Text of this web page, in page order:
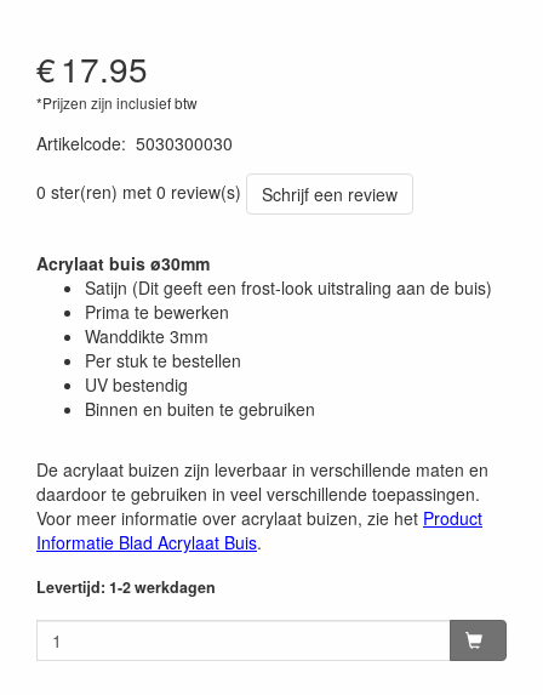
€17.95
*Prijzen zijn inclusief btw
Artikelcode: 5030300030
0 ster(ren) met 0 review(s)
Schrijf een review
Acrylaat buis ø30mm
Satijn (Dit geeft een frost-look uitstraling aan de buis)
Prima te bewerken
Wanddikte 3mm
Per stuk te bestellen
UV bestendig
Binnen en buiten te gebruiken
De acrylaat buizen zijn leverbaar in verschillende maten en
daardoor te gebruiken in veel verschillende toepassingen.
Voor meer informatie over acrylaat buizen, zie het Product
Informatie Blad Acrylaat Buis.
Levertijd: 1-2 werkdagen